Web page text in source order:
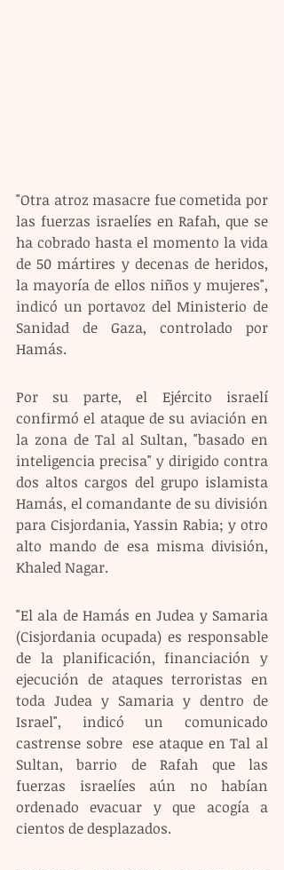
"Otra atroz masacre fue cometida por
las fuerzas israelíes en Rafah, que se
ha cobrado hasta el momento la vida
de 50 mártires y decenas de heridos,
la mayoría de ellos niños y mujeres",
indicó un portavoz del Ministerio de
Sanidad de Gaza, controlado por
Hamás.
Por su parte, el Ejército israelí
confirmó el ataque de su aviación en
la zona de Tal al Sultan, "basado en
inteligencia precisa" y dirigido contra
dos altos cargos del grupo islamista
Hamás, el comandante de su división
para Cisjordania, Yassin Rabia; y otro
alto mando de esa misma división,
Khaled Nagar.
"El ala de Hamás en Judea y Samaria
(Cisjordania ocupada) es responsable
de la planificación, financiación y
ejecución de ataques terroristas en
toda Judea y Samaria y dentro de
Israel", indicó un comunicado
castrense sobre  ese ataque en Tal al
Sultan, barrio de Rafah que las
fuerzas israelíes aún no habían
ordenado evacuar y que acogía a
cientos de desplazados.